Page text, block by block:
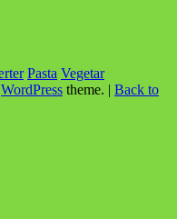
Pasta Vegetar
WordPress theme. | Back to